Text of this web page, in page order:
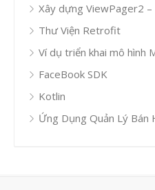
Xây dựng ViewPager2
Thư Viện Retrofit
Ví dụ triển khai mô hình
FaceBook SDK
Kotlin
Ứng Dụng Quản Lý Bán